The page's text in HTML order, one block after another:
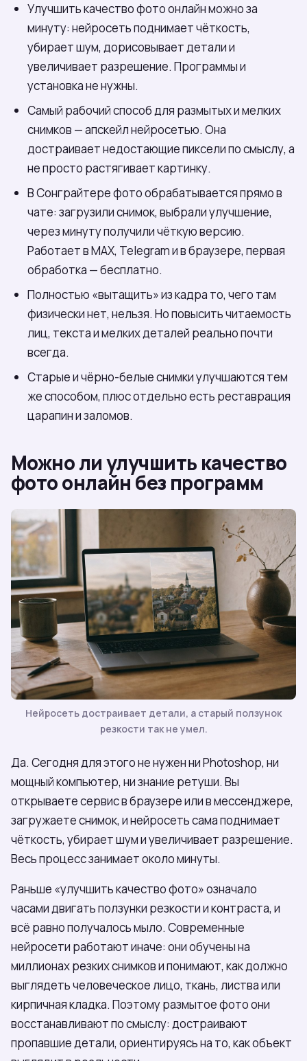
Улучшить качество фото онлайн можно за
минуту: нейросеть поднимает чёткость,
убирает шум, дорисовывает детали и
увеличивает разрешение. Программы и
установка не нужны.
Самый рабочий способ для размытых и мелких
снимков — апскейл нейросетью. Она
достраивает недостающие пиксели по смыслу, а
не просто растягивает картинку.
В Сонграйтере фото обрабатывается прямо в
чате: загрузили снимок, выбрали улучшение,
через минуту получили чёткую версию.
Работает в МАХ, Telegram и в браузере, первая
обработка — бесплатно.
Полностью «вытащить» из кадра то, чего там
физически нет, нельзя. Но повысить читаемость
лиц, текста и мелких деталей реально почти
всегда.
Старые и чёрно-белые снимки улучшаются тем
же способом, плюс отдельно есть реставрация
царапин и заломов.
Можно ли улучшить качество
фото онлайн без программ
Нейросеть достраивает детали, а старый ползунок
резкости так не умел.
Да. Сегодня для этого не нужен ни Photoshop, ни
мощный компьютер, ни знание ретуши. Вы
открываете сервис в браузере или в мессенджере,
загружаете снимок, и нейросеть сама поднимает
чёткость, убирает шум и увеличивает разрешение.
Весь процесс занимает около минуты.
Раньше «улучшить качество фото» означало
часами двигать ползунки резкости и контраста, и
всё равно получалось мыло. Современные
нейросети работают иначе: они обучены на
миллионах резких снимков и понимают, как должно
выглядеть человеческое лицо, ткань, листва или
кирпичная кладка. Поэтому размытое фото они
восстанавливают по смыслу: достраивают
пропавшие детали, ориентируясь на то, как объект